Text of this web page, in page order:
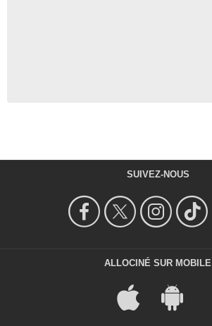
SUIVEZ-NOUS
ALLOCINÉ SUR MOBILE